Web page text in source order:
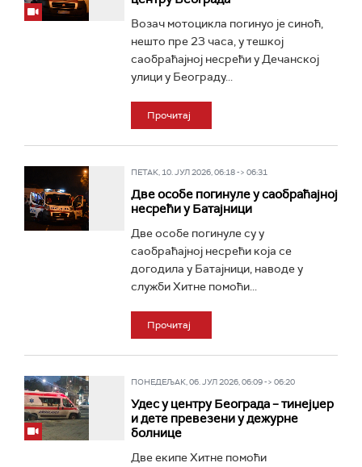
Возач мотоцикла погинуо је синоћ,
нешто пре 23 часа, у тешкој
саобраћајној несрећи у Дечанској
улици у Београду...
Прочитај
ПЕТАК, 10. ЈУЛ 2026, 06:18 -> 06:31
Две особе погинуле у саобраћајној
несрећи у Батајници
Две особе погинуле су у
саобраћајној несрећи која се
догодила у Батајници, наводе у
служби Хитне помоћи...
Прочитај
ПОНЕДЕЉАК, 06. ЈУЛ 2026, 06:09 -> 06:20
Удес у центру Београда – тинејџер
и дете превезени у дежурне
болнице
Две екипе Хитне помоћи